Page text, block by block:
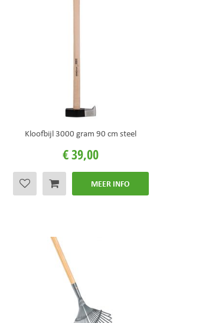
Kloofbijl 3000 gram 90 cm steel
€39,00
MEER INFO